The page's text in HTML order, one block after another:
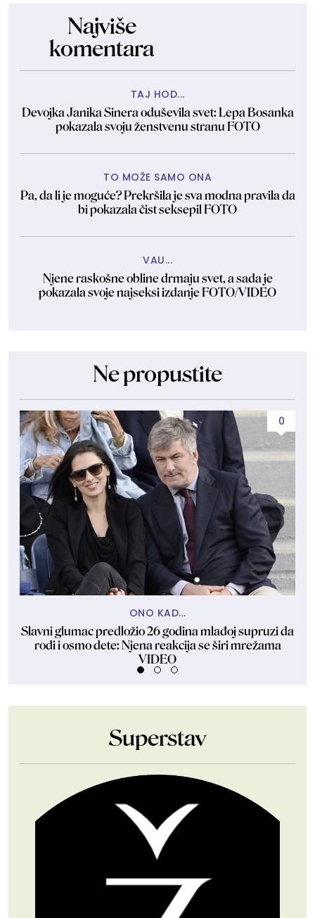
Najviše
komentara
TAJ HOD...
Devojka Janika Sinera oduševila svet: Lepa Bosanka
pokazala svoju ženstvenu stranu FOTO
TO MOŽE SAMO ONA
Pa, da li je moguće? Prekršila je sva modna pravila da
bi pokazala čist seksepil FOTO
VAU...
Njene raskošne obline drmaju svet, a sada je
pokazala svoje najseksi izdanje FOTO/VIDEO
Ne propustite
0
ONO KAD...
Slavni glumac predložio 26 godina mlađoj supruzi da
rodi i osmo dete: Njena reakcija se širi mrežama
VIDEO
Superstav